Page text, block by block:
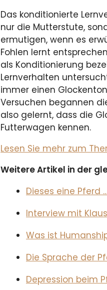
Das konditionierte
nur die Mutterstute,
ermutigen, wenn es
Fohlen lernt
als Konditionierung
Lernverhalten
immer einen
Versuchen begannen
also gelernt, dass die
Futterwagen kennen.
Lesen Sie mehr zum
Weitere Artikel in der
Dieses eine Pferd
Interview mit
Was ist
Die Sprache der
Depression beim